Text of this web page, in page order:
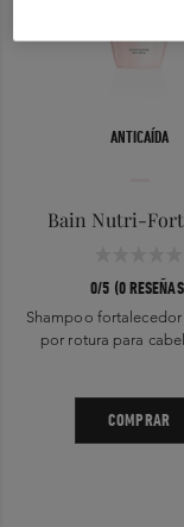
ANTICAÍDA
Bain Nutri-
0/5 (0
Shampoo
por rotura para
COMPRAR